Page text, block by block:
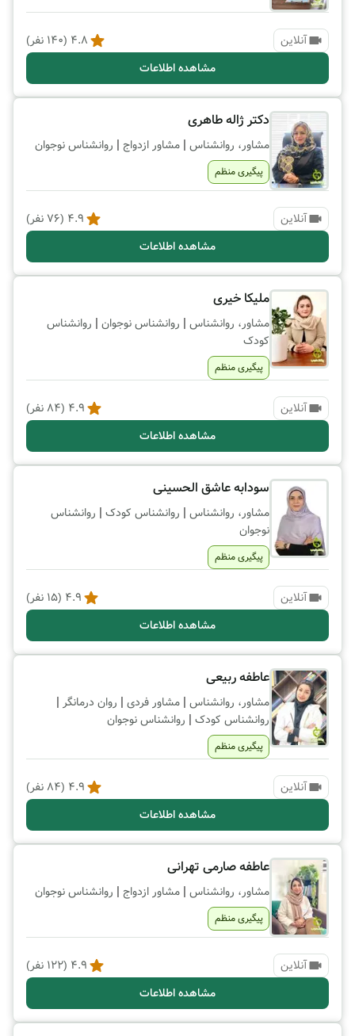
آنلاین 4.8
(
140 نفر)
مشاهده اطلاعات
دکتر ژاله طاهری
مشاور، روانشناس | مشاور ازدواج | روانشناس نوجوان
پیگیری منظم
آنلاین 4.9
(
76 نفر)
مشاهده اطلاعات
ملیکا خیری
مشاور، روانشناس | روانشناس نوجوان | روانشناس
کودک
پیگیری منظم
آنلاین 4.9
(
84 نفر)
مشاهده اطلاعات
سودابه عاشق الحسینی
مشاور، روانشناس | روانشناس کودک | روانشناس
نوجوان
پیگیری منظم
آنلاین 4.9
(
15 نفر)
مشاهده اطلاعات
عاطفه ربیعی
مشاور، روانشناس | مشاور فردی | روان درمانگر |
روانشناس کودک | روانشناس نوجوان
پیگیری منظم
آنلاین 4.9
(
84 نفر)
مشاهده اطلاعات
عاطفه صارمی تهرانی
مشاور، روانشناس | مشاور ازدواج | روانشناس نوجوان
پیگیری منظم
آنلاین 4.9
(
122 نفر)
مشاهده اطلاعات